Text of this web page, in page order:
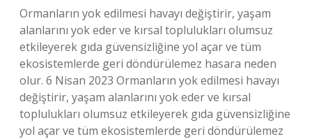
Ormanların yok edilmesi havayı değiştirir, yaşam
alanlarını yok eder ve kırsal toplulukları olumsuz
etkileyerek gıda güvensizliğine yol açar ve tüm
ekosistemlerde geri döndürülemez hasara neden
olur. 6 Nisan 2023 Ormanların yok edilmesi havayı
değiştirir, yaşam alanlarını yok eder ve kırsal
toplulukları olumsuz etkileyerek gıda güvensizliğine
yol açar ve tüm ekosistemlerde geri döndürülemez